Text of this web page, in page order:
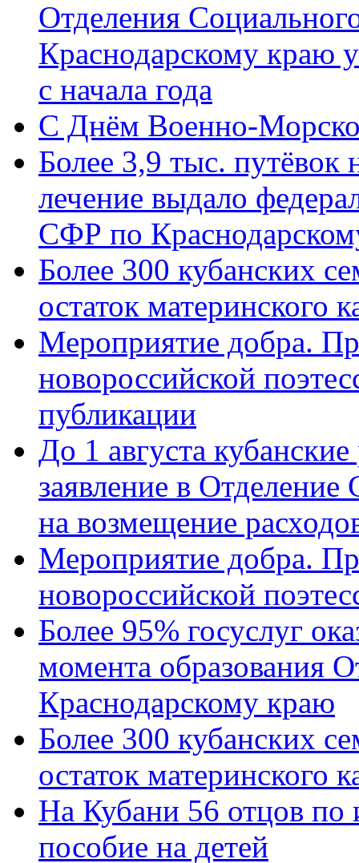
Отделения
Краснодарскому краю
с начала года
C Днём Военно-
Более 3,9 тыс. путёвок
лечение выдало
СФР по
Более 300 кубанских
остаток материнского
Мероприятие добра.
новороссийской
публикации
До 1 августа
заявление в
на возмещение
Мероприятие добра.
новороссийской
Более 95% госуслуг
момента образования
Краснодарскому краю
Более 300 кубанских
остаток материнского
На Кубани 56 отцов по
пособие на детей